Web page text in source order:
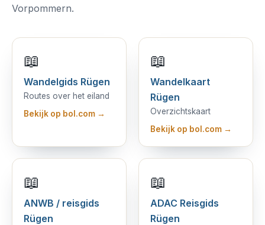
Vorpommern.
📖
Wandelgids Rügen
Routes over het eiland
Bekijk op bol.com →
📖
Wandelkaart
Rügen
Overzichtskaart
Bekijk op bol.com →
📖
ANWB / reisgids
Rügen
📖
ADAC Reisgids
Rügen